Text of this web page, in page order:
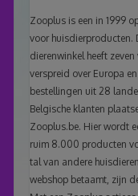
Zooplus is een in 1999
voor huisdierproducten.
dierenwinkel heeft
verspreid over Europa
bestellingen uit 28
Belgische klanten
Zooplus.be. Hier wordt
ruim 8.000 producten
tal van andere
webshop betaamt, zijn